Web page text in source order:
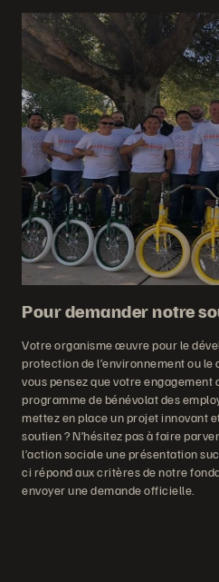
Pour demander notre
Votre organisme œuvre pour le
protection de l’environnement ou
vous pensez que votre engagement
programme de bénévolat des
mettez en place un projet innovant
soutien ? N’hésitez pas à faire
l’action sociale une présentation
ci répond aux critères de notre
envoyer une demande officielle.